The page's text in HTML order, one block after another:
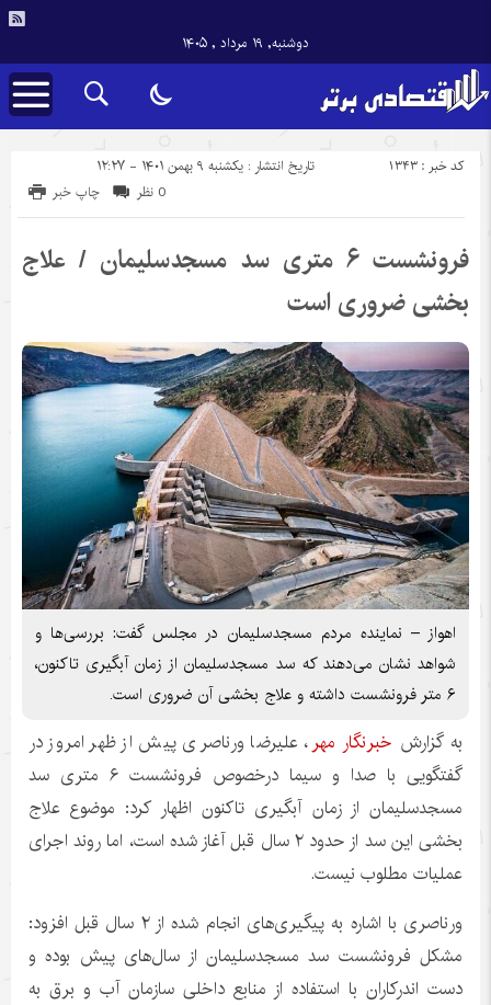
دوشنبه, ۱۹ مرداد , ۱۴۰۵
تاریخ انتشار : یکشنبه ۹ بهمن ۱۴۰۱ - ۱۲:۲۷ کد خبر : 1343
چاپ خبر 0 نظر
فرونشست ۶ متری سد مسجدسلیمان / علاج
بخشی ضروری است
اهواز – نماینده مردم مسجدسلیمان در مجلس گفت: بررسی‌ها و
شواهد نشان می‌دهند که سد مسجدسلیمان از زمان آبگیری تاکنون،
۶ متر فرونشست داشته و علاج بخشی آن ضروری است.
به گزارش خبرنگار مهر، علیرضا ورناصری پیش از ظهر امروز در
گفتگویی با صدا و سیما درخصوص فرونشست ۶ متری سد
مسجدسلیمان از زمان آبگیری تاکنون اظهار کرد: موضوع علاج
بخشی این سد از حدود ۲ سال قبل آغاز شده است، اما روند اجرای
عملیات مطلوب نیست.
ورناصری با اشاره به پیگیری‌های انجام شده از ۲ سال قبل افزود:
مشکل فرونشست سد مسجدسلیمان از سال‌های پیش بوده و
دست اندرکاران با استفاده از منابع داخلی سازمان آب و برق به